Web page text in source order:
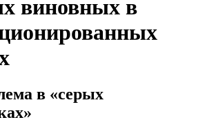
виновных в
в «серых